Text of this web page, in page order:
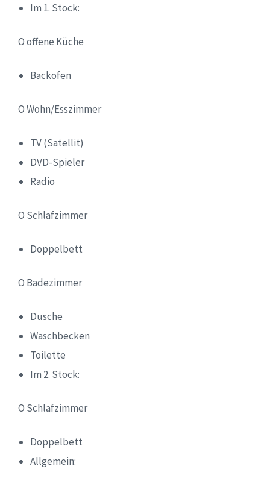
Im 1. Stock:
O offene Küche
Backofen
O Wohn/Esszimmer
TV (Satellit)
DVD-Spieler
Radio
O Schlafzimmer
Doppelbett
O Badezimmer
Dusche
Waschbecken
Toilette
Im 2. Stock:
O Schlafzimmer
Doppelbett
Allgemein: